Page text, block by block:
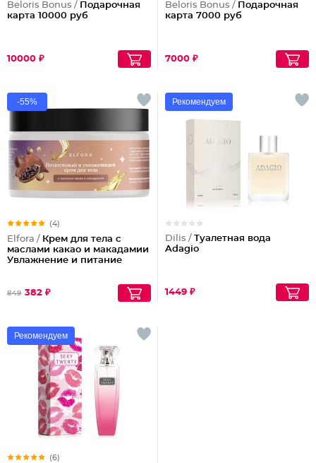
Beloris Bonus / Подарочная
карта 10000 руб
10000 ₽
Beloris Bonus / Подарочная
карта 7000 руб
7000 ₽
-55%
(4)
Elfora / Крем для тела с
маслами какао и макадамии
Увлажнение и питание
849 382 ₽
Рекомендуем
Dilis / Туалетная вода
Adagio
1449 ₽
Рекомендуем
(6)